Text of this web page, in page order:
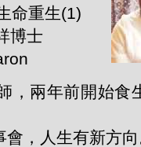
命重生(1)
博士
，兩年前開始食
會，人生有新方